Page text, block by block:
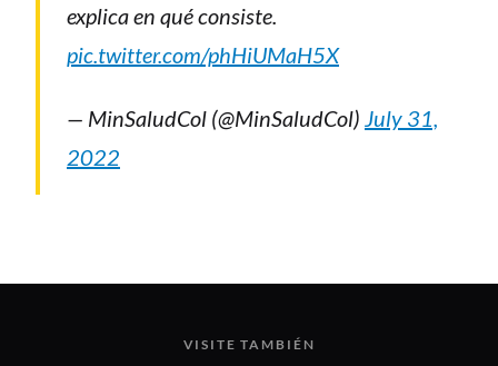
explica en qué consiste.
pic.twitter.com/phHiUMaH5X
— MinSaludCol (@MinSaludCol) July 31,
2022
VISITE TAMBIÉN